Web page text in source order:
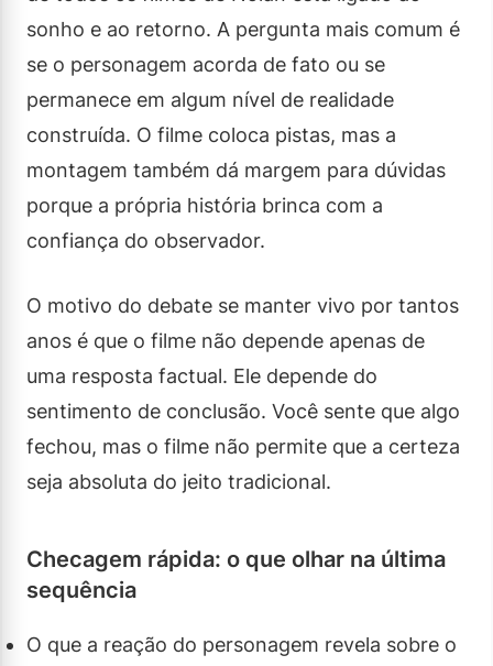
sonho e ao retorno. A pergunta mais comum é
se o personagem acorda de fato ou se
permanece em algum nível de realidade
construída. O filme coloca pistas, mas a
montagem também dá margem para dúvidas
porque a própria história brinca com a
confiança do observador.
O motivo do debate se manter vivo por tantos
anos é que o filme não depende apenas de
uma resposta factual. Ele depende do
sentimento de conclusão. Você sente que algo
fechou, mas o filme não permite que a certeza
seja absoluta do jeito tradicional.
Checagem rápida: o que olhar na última
sequência
O que a reação do personagem revela sobre o